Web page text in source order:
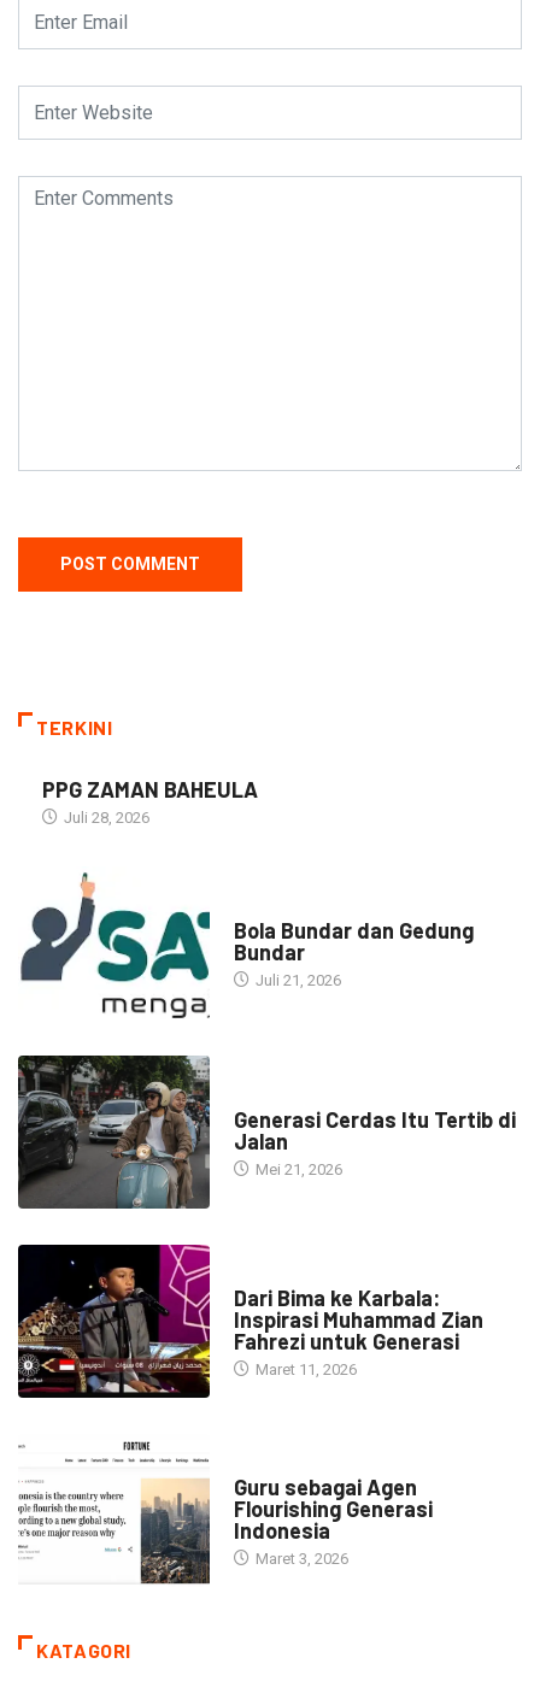
TERKINI
PPG ZAMAN BAHEULA
Juli 28, 2026
Bola Bundar dan Gedung
Bundar
Juli 21, 2026
Generasi Cerdas Itu Tertib di
Jalan
Mei 21, 2026
Dari Bima ke Karbala:
Inspirasi Muhammad Zian
Fahrezi untuk Generasi
Maret 11, 2026
Guru sebagai Agen
Flourishing Generasi
Indonesia
Maret 3, 2026
KATAGORI